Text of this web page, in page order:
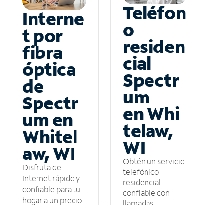
Interne
t por
fibra
óptica
de
Spectr
um en
Whitel
aw, WI
Disfruta de
Internet rápido y
confiable para tu
hogar a un precio
Teléfon
o
residen
cial
Spectr
um
en Whi
telaw,
WI
Obtén un servicio
telefónico
residencial
confiable con
llamadas